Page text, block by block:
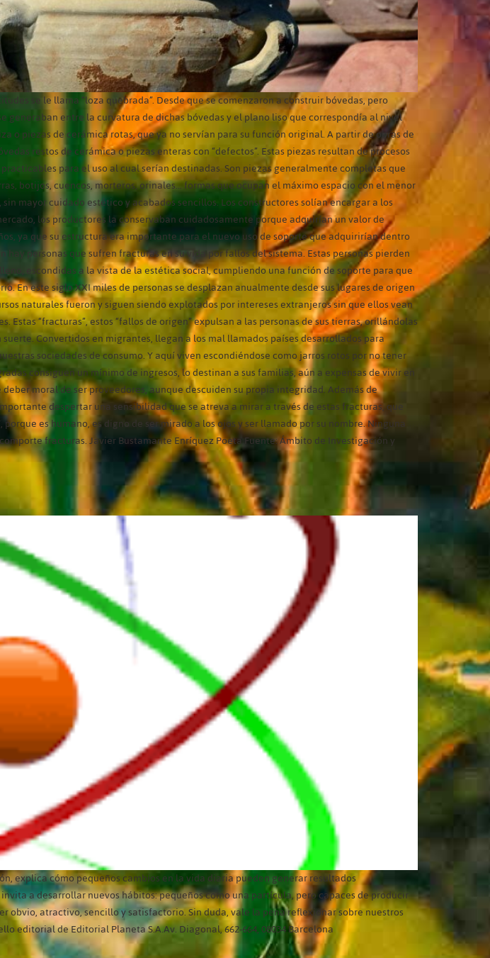
se le llama “loza quebrada”. Desde que se comenzaron a construir bóvedas, pero
entre la curvatura de dichas bóvedas y el plano liso que correspondía al nivel
piezas de cerámica rotas, que ya no servían para su función original. A partir de obras de
restos de cerámica o piezas enteras con “defectos”. Estas piezas resultan de procesos
para el uso al cual serían destinadas. Son piezas generalmente completas que
botijos, cuencos, morteros, orinales… formas que ocupan el máximo espacio con el menor
mayor cuidado estético y acabados sencillos. Los constructores solían encargar a los
los productores la conservaban cuidadosamente porque adquirían un valor de
ya que su estructura era importante para el nuevo uso de soporte que adquirirían dentro
personas que sufren fracturas en su vida por fallos del sistema. Estas personas pierden
escondidas a la vista de la estética social, cumpliendo una función de soporte para que
En este siglo XXI miles de personas se desplazan anualmente desde sus lugares de origen
naturales fueron y siguen siendo explotados por intereses extranjeros sin que ellos vean
“fracturas”, estos “fallos de origen” expulsan a las personas de sus tierras, orillándolas
Convertidos en migrantes, llegan a los mal llamados países desarrollados para
sociedades de consumo. Y aquí viven escondiéndose como jarros rotos por no tener
consiguen un mínimo de ingresos, lo destinan a sus familias, aún a expensas de vivir en
moral de ser proveedores, aunque descuiden su propia integridad. Además de
despertar una sensibilidad que se atreva a mirar a través de estas fracturas, que
es humano, es digno de ser mirado a los ojos y ser llamado por su nombre. Ninguna
fracturas. Javier Bustamante Enríquez Poeta Fuente: Ámbito de Investigación y
explica cómo pequeños cambios en la vida diaria pueden generar resultados
a desarrollar nuevos hábitos: pequeños como una partícula, pero capaces de producir
atractivo, sencillo y satisfactorio. Sin duda, vale la pena reflexionar sobre nuestros
editorial de Editorial Planeta S.A.Av. Diagonal, 662-664, 08034 Barcelona